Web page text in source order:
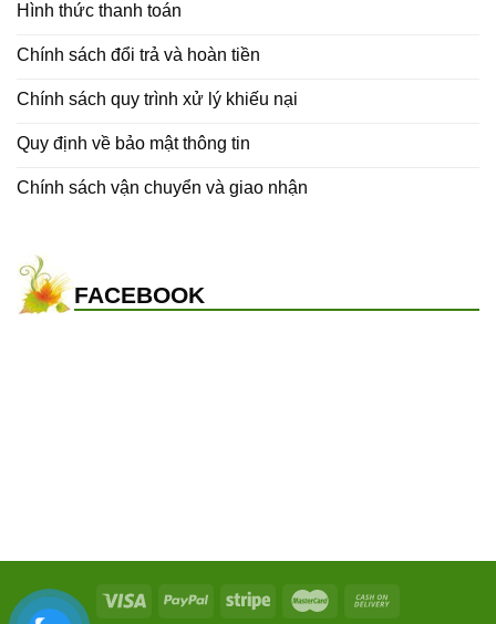
Hình thức thanh toán
Chính sách đổi trả và hoàn tiền
Chính sách quy trình xử lý khiếu nại
Quy định về bảo mật thông tin
Chính sách vận chuyển và giao nhận
FACEBOOK